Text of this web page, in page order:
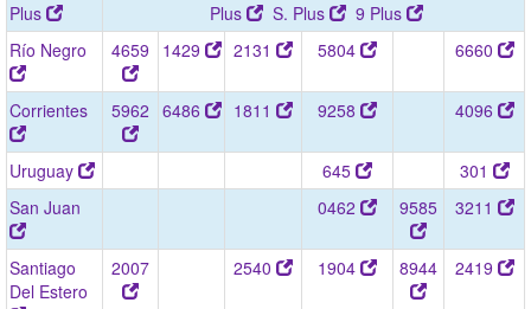
Plus
Plus S. Plus
9 Plus
Río Negro
4659 1429 2131 5804 6660
Corrientes 5962 6486 1811 9258 4096
Uruguay 645
301
San Juan
0462 9585 3211
Santiago
Del Estero
2007 2540 1904 8944 2419